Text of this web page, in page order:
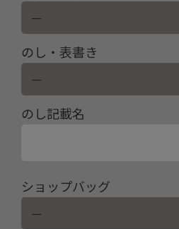
のし・表書き
のし記載名
ショップバッグ